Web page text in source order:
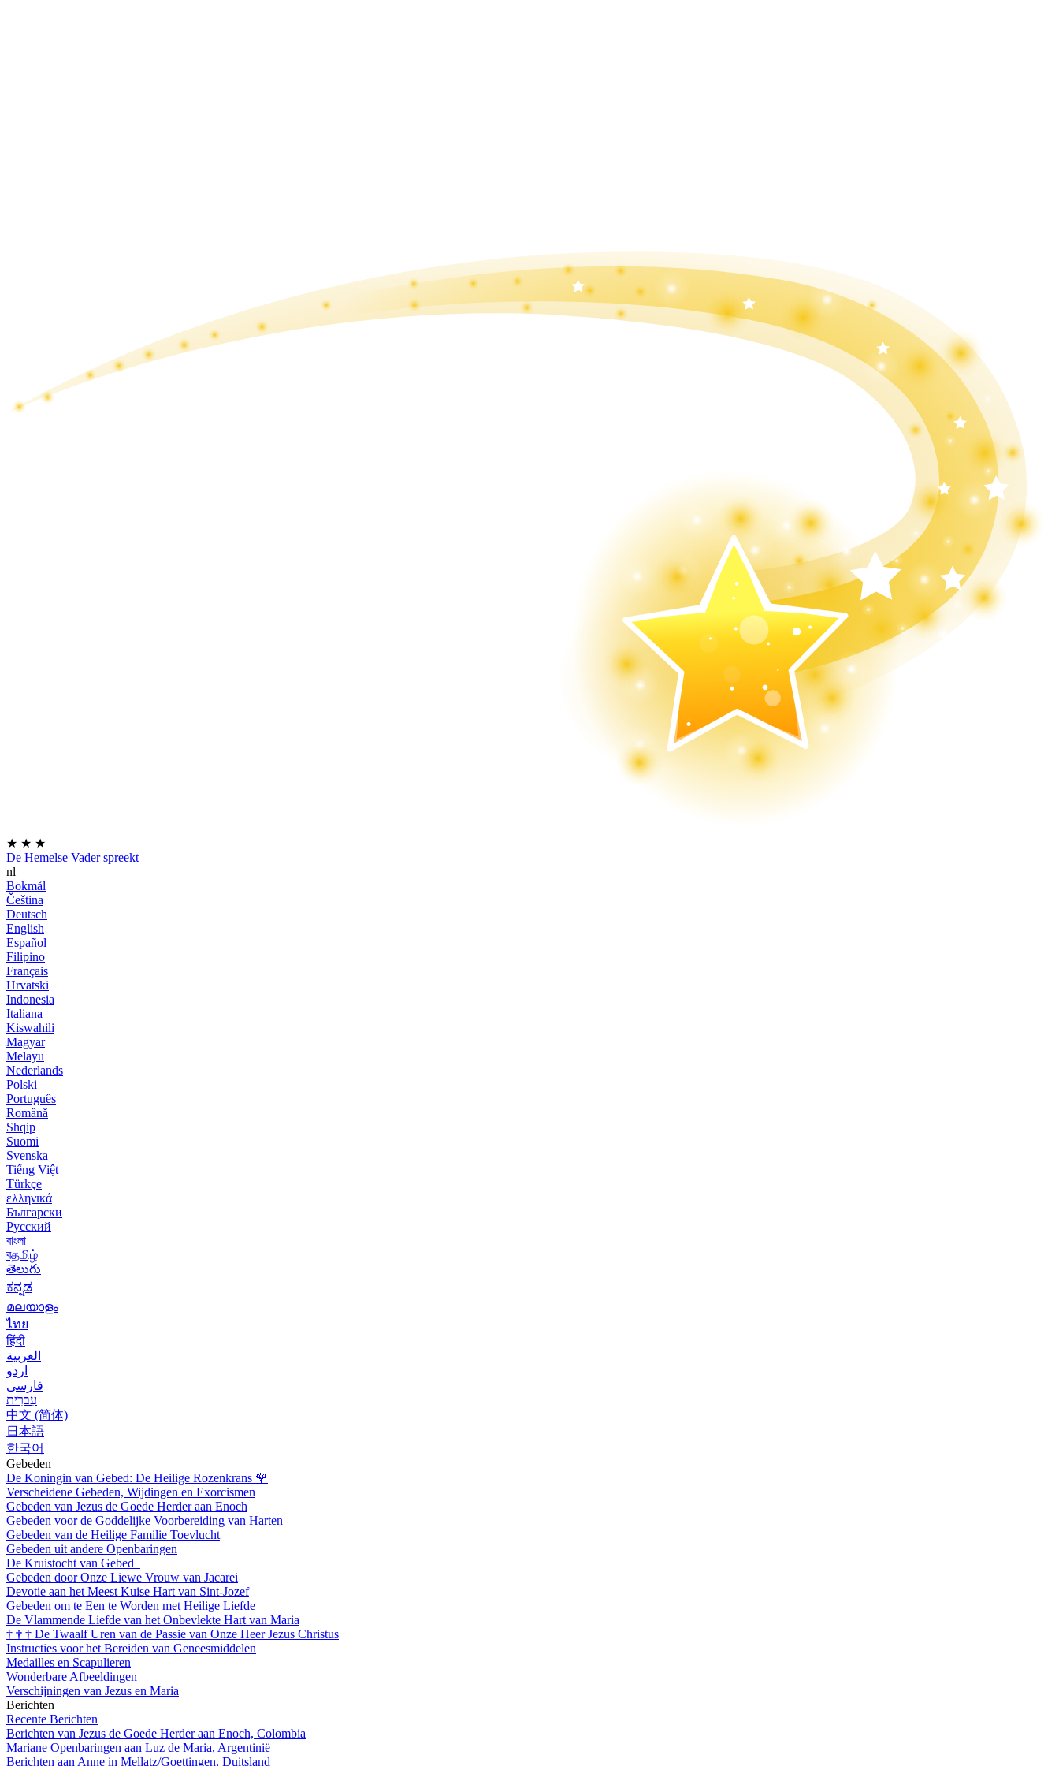
★ ★ ★
De Hemelse Vader spreekt
nl
Bokmål
Čeština
Deutsch
English
Español
Filipino
Français
Hrvatski
Indonesia
Italiana
Kiswahili
Magyar
Melayu
Nederlands
Polski
Português
Română
Shqip
Suomi
Svenska
Tiếng Việt
Türkçe
ελληνικά
Български
Русский
বাংলা
বதமிழ்
తెలుగు
ಕನ್ನಡ
മലയാളം
ไทย
हिंदी
العربية
اردو
فارسی
עִברִית
中文 (简体)
日本語
한국어
Gebeden
De Koningin van Gebed: De Heilige Rozenkrans 🌹
Verscheidene Gebeden, Wijdingen en Exorcismen
Gebeden van Jezus de Goede Herder aan Enoch
Gebeden voor de Goddelijke Voorbereiding van Harten
Gebeden van de Heilige Familie Toevlucht
Gebeden uit andere Openbaringen
De Kruistocht van Gebed
Gebeden door Onze Liewe Vrouw van Jacarei
Devotie aan het Meest Kuise Hart van Sint-Jozef
Gebeden om te Een te Worden met Heilige Liefde
De Vlammende Liefde van het Onbevlekte Hart van Maria
† † † De Twaalf Uren van de Passie van Onze Heer Jezus Christus
Instructies voor het Bereiden van Geneesmiddelen
Medailles en Scapulieren
Wonderbare Afbeeldingen
Verschijningen van Jezus en Maria
Berichten
Recente Berichten
Berichten van Jezus de Goede Herder aan Enoch, Colombia
Mariane Openbaringen aan Luz de Maria, Argentinië
Berichten aan Anne in Mellatz/Goettingen, Duitsland